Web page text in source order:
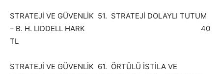
STRATEJİ VE GÜVENLİK 51. STRATEJİ DOLAYLI TUTUM
– B. H. LIDDELL HARK 40
TL
STRATEJİ VE GÜVENLİK 61. ÖRTÜLÜ İSTİLA VE